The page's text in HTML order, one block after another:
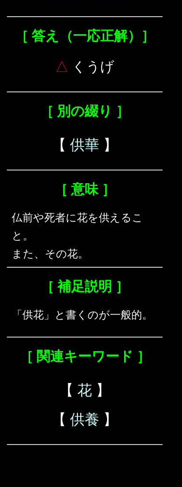
［ 答え（一応正解）］
△ くうげ
［ 別の綴り ］
【 供華 】
［ 意味 ］
仏前や死者に花を供えるこ
と。
また、その花。
［ 補足説明 ］
「供花」と書くのが一般的。
［ 関連キーワード ］
【 花 】
【 供養 】